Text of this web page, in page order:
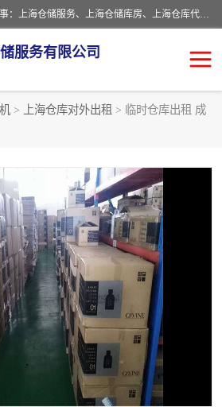
上海星力仓储服务有限公司从事：上海仓储服务、上海仓储库房、上海仓库代运营、上海仓库对外出租、上海仓库外包、上海三方仓储、上海电商仓储代发、上海电商代发货仓库、上海托管仓库、上海仓储配送。上海星力仓储服务有限公司现在拥有100个分仓、10万余平方的标准库房，精炼员工几百名，与几千家客户合作，公司已跻身上海仓储行业前列。欢迎来电咨询！
服务有限公司
> 上海仓库对外出租 > 临时仓库出租 成
上海仓库外包
上海托管仓库
上海仓储服务
上海电商代发货仓库